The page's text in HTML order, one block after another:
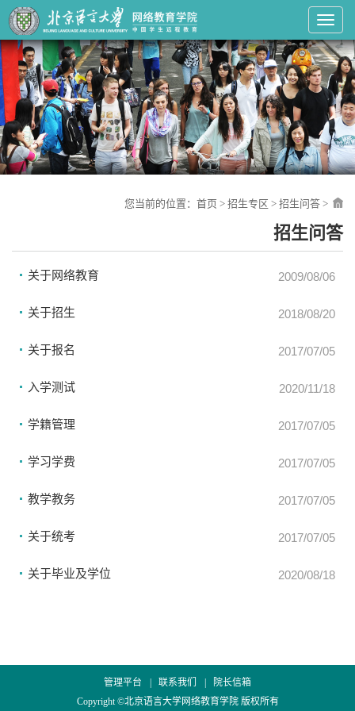
Toggle
您当前的位置： 首页 > 招生专区 > 招生问答 >
招生问答
关于网络教育 2009/08/06
关于招生 2018/08/20
关于报名 2017/07/05
入学测试 2020/11/18
学籍管理 2017/07/05
学习学费 2017/07/05
教学教务 2017/07/05
关于统考 2017/07/05
关于毕业及学位 2020/08/18
管理平台 联系我们
院长信箱
Copyright ©北京语言大学网络教育学院 版权所有